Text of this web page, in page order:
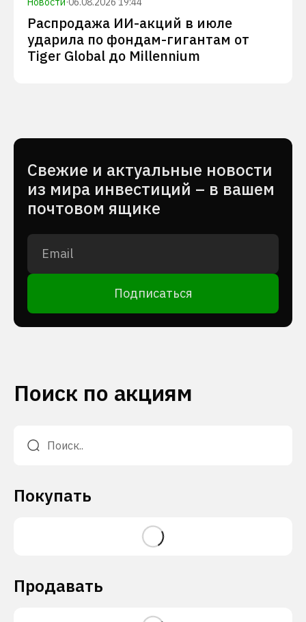
Распродажа ИИ-акций в июле
ударила по фондам-гигантам от
Tiger Global до Millennium
Cвежие и актуальные новости
из мира инвестиций – в вашем
почтовом ящике
Подписаться
Поиск по акциям
Покупать
Продавать